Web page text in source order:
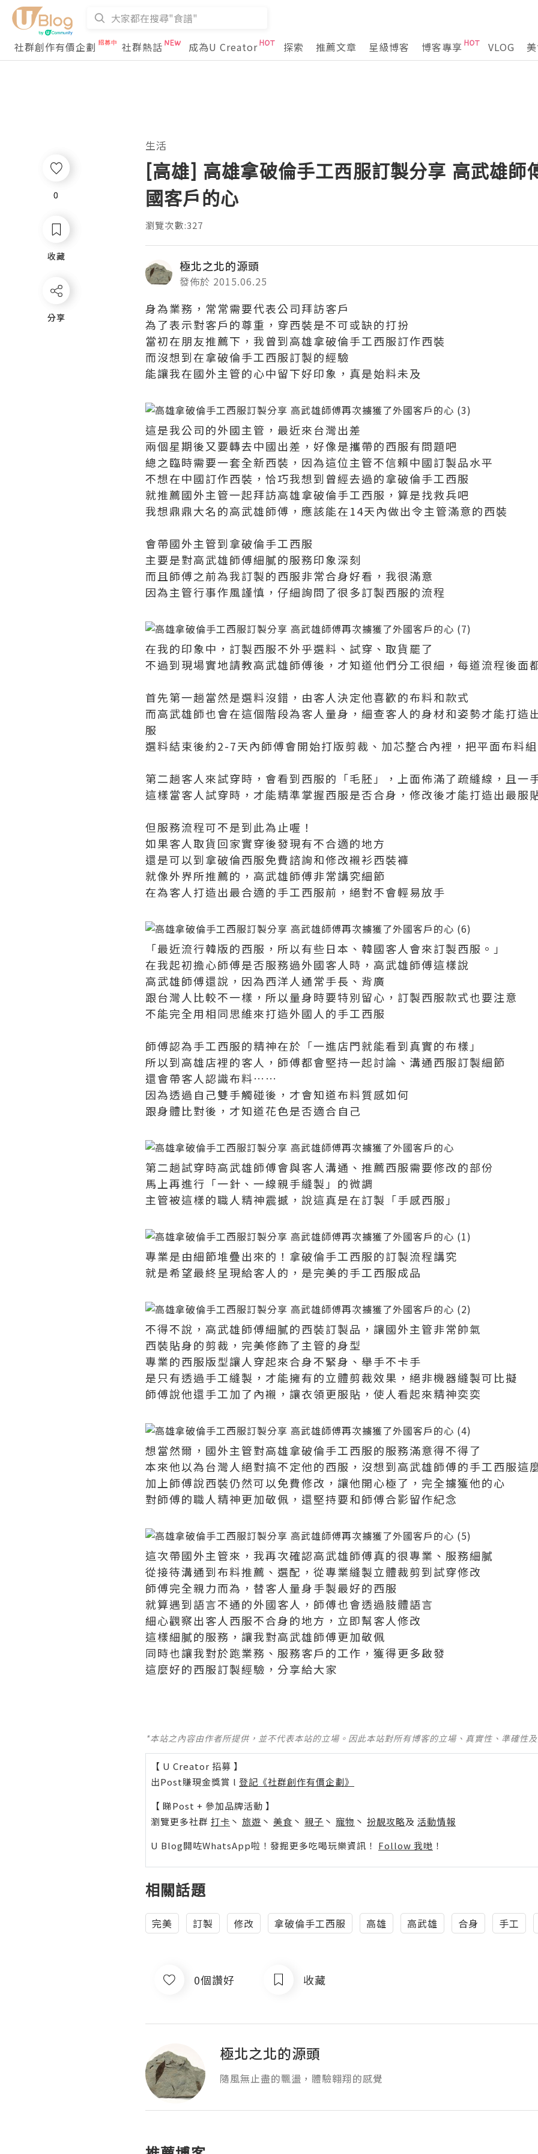
社群創作有價企劃 社群熱話 成為U Creator 探索 推薦文章 星級博客 博客專享 VLOG
0
收藏
分享
生活
[高雄] 高雄拿破倫手工西服訂製分享 高武雄師
國客戶的心
瀏覽次數:327
極北之北的源頭
發佈於 2015.06.25
身為業務，常常需要代表公司拜訪客戶
為了表示對客戶的尊重，穿西裝是不可或缺的打扮
當初在朋友推薦下，我曾到高雄拿破倫手工西服訂作西裝
而沒想到在拿破倫手工西服訂製的經驗
能讓我在國外主管的心中留下好印象，真是始料未及
這是我公司的外國主管，最近來台灣出差
兩個星期後又要轉去中國出差，好像是攜帶的西服有問題吧
總之臨時需要一套全新西裝，因為這位主管不信賴中國訂製品水平
不想在中國訂作西裝，恰巧我想到曾經去過的拿破倫手工西服
就推薦國外主管一起拜訪高雄拿破倫手工西服，算是找救兵吧
我想鼎鼎大名的高武雄師傅，應該能在14天內做出令主管滿意的西裝
會帶國外主管到拿破倫手工西服
主要是對高武雄師傅細膩的服務印象深刻
而且師傅之前為我訂製的西服非常合身好看，我很滿意
因為主管行事作風謹慎，仔細詢問了很多訂製西服的流程
在我的印象中，訂製西服不外乎選料、試穿、取貨罷了
不過到現場實地請教高武雄師傅後，才知道他們分工很細，每道流程後面
首先第一趟當然是選料沒錯，由客人決定他喜歡的布料和款式
而高武雄師也會在這個階段為客人量身，細查客人的身材和姿勢才能打造
服
選料結束後約2-7天內師傅會開始打版剪裁、加芯整合內裡，把平面布料
第二趟客人來試穿時，會看到西服的「毛胚」，上面佈滿了疏縫線，且一
這樣當客人試穿時，才能精準掌握西服是否合身，修改後才能打造出最服
但服務流程可不是到此為止喔！
如果客人取貨回家實穿後發現有不合適的地方
還是可以到拿破倫西服免費諮詢和修改襯衫西裝褲
就像外界所推薦的，高武雄師傅非常講究細節
在為客人打造出最合適的手工西服前，絕對不會輕易放手
「最近流行韓版的西服，所以有些日本、韓國客人會來訂製西服。」
在我起初擔心師傅是否服務過外國客人時，高武雄師傅這樣說
高武雄師傅還說，因為西洋人通常手長、背廣
跟台灣人比較不一樣，所以量身時要特別留心，訂製西服款式也要注意
不能完全用相同思維來打造外國人的手工西服
師傅認為手工西服的精神在於「一進店門就能看到真實的布樣」
所以到高雄店裡的客人，師傅都會堅持一起討論、溝通西服訂製細節
還會帶客人認識布料……
因為透過自己雙手觸碰後，才會知道布料質感如何
跟身體比對後，才知道花色是否適合自己
第二趟試穿時高武雄師傅會與客人溝通、推薦西服需要修改的部份
馬上再進行「一針、一線親手縫製」的微調
主管被這樣的職人精神震撼，說這真是在訂製「手感西服」
專業是由細節堆疊出來的！拿破倫手工西服的訂製流程講究
就是希望最終呈現給客人的，是完美的手工西服成品
不得不說，高武雄師傅細膩的西裝訂製品，讓國外主管非常帥氣
西裝貼身的剪裁，完美修飾了主管的身型
專業的西服版型讓人穿起來合身不緊身、舉手不卡手
是只有透過手工縫製，才能擁有的立體剪裁效果，絕非機器縫製可比擬
師傅說他還手工加了內襯，讓衣領更服貼，使人看起來精神奕奕
想當然爾，國外主管對高雄拿破倫手工西服的服務滿意得不得了
本來他以為台灣人絕對搞不定他的西服，沒想到高武雄師傅的手工西服這
加上師傅說西裝仍然可以免費修改，讓他開心極了，完全擄獲他的心
對師傅的職人精神更加敬佩，還堅持要和師傅合影留作紀念
這次帶國外主管來，我再次確認高武雄師傅真的很專業、服務細膩
從接待溝通到布料推薦、選配，從專業縫製立體裁剪到試穿修改
師傅完全親力而為，替客人量身手製最好的西服
就算遇到語言不通的外國客人，師傅也會透過肢體語言
細心觀察出客人西服不合身的地方，立即幫客人修改
這樣細膩的服務，讓我對高武雄師傅更加敬佩
同時也讓我對於跑業務、服務客戶的工作，獲得更多啟發
這麼好的西服訂製經驗，分享給大家
*本站之內容由作者所提供，並不代表本站的立場。因此本站對所有博客的立場、真實性、準確性
【 U Creator 招募 】
出Post賺現金獎賞 l 登記《社群創作有價企劃》
【 睇Post + 參加品牌活動 】
瀏覽更多社群 打卡 丶 旅遊 丶 美食 丶 親子 丶 寵物 丶 扮靚攻略及 活動情報
U Blog開咗WhatsApp啦！發掘更多吃喝玩樂資訊！ Follow 我哋 ！
相關話題
完美 訂製 修改 拿破倫手工西服 高雄 高武雄 合身 手工
0個讚好 收藏
極北之北的源頭
隨風無止盡的飄盪，體驗翱翔的感覺
0
收藏
分享